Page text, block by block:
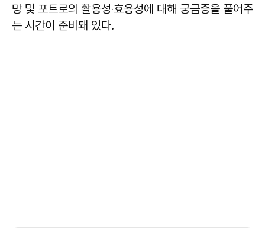
망 및 포트로의 활용성‧효용성에 대해 궁금증을 풀어주
는 시간이 준비돼 있다.